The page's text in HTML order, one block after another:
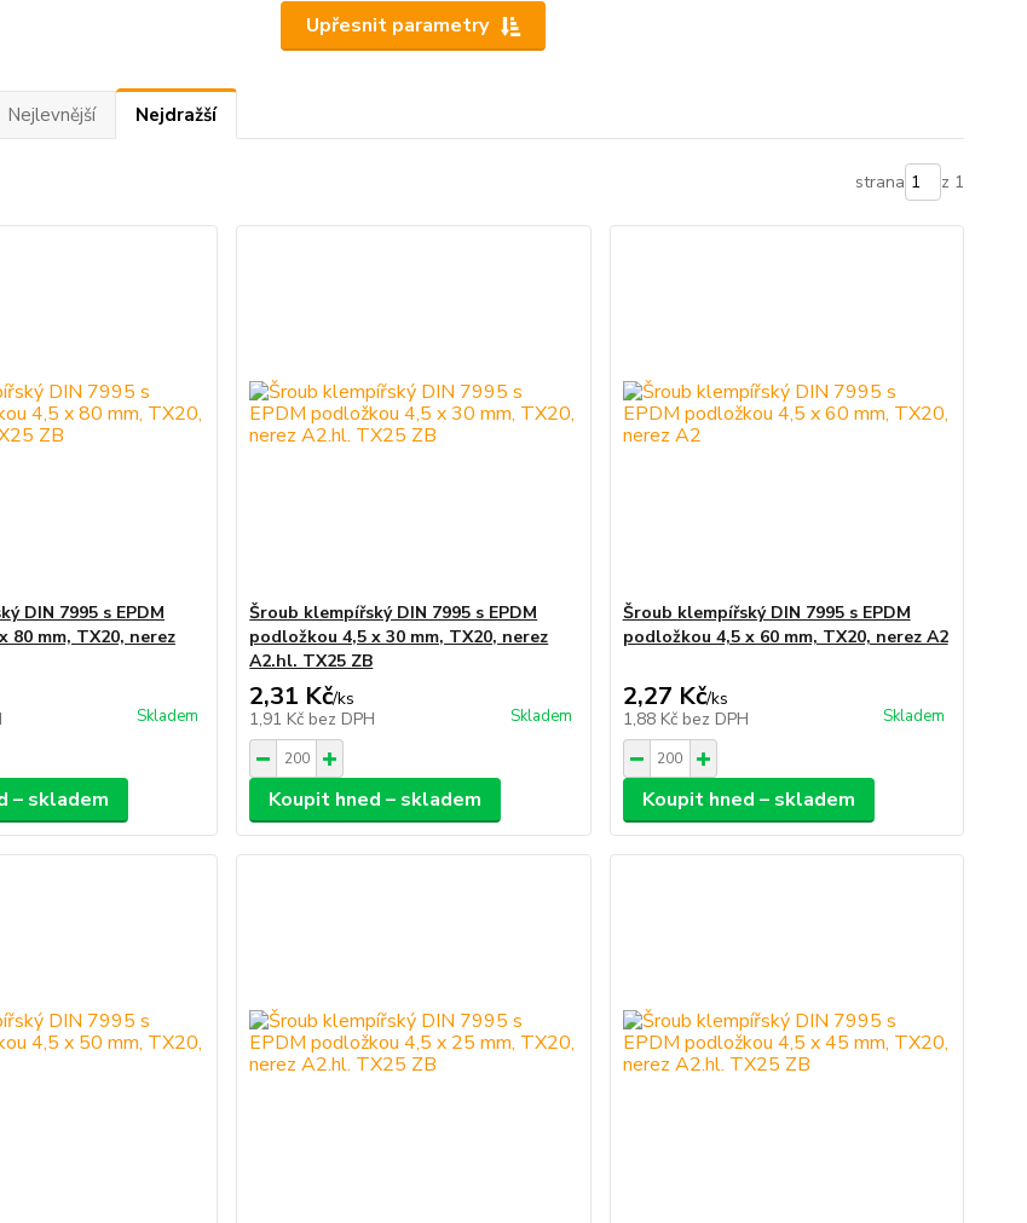
Upřesnit parametry
Nejlevnější Nejdražší
strana z 1
DIN 7995 s EPDM
80 mm, TX20, nerez
Skladem
– skladem
Šroub klempířský DIN 7995 s EPDM
podložkou 4,5 x 30 mm, TX20, nerez
A2.hl. TX25 ZB
2,31 Kč/ks
1,91 Kč bez DPH Skladem
Koupit hned – skladem
Šroub klempířský DIN 7995 s EPDM
podložkou 4,5 x 60 mm, TX20, nerez A2
2,27 Kč/ks
1,88 Kč bez DPH Skladem
Koupit hned – skladem